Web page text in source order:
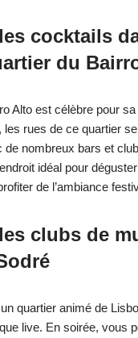
cocktails
du
Alto est célèbre pour
les rues de ce quartier
de nombreux bars et
idéal pour
de l’ambiance
clubs de
quartier animé de
live. En soirée, vous